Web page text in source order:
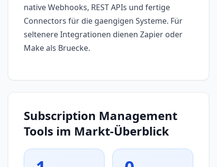
native Webhooks, REST APIs und fertige
Connectors für die gaengigen Systeme. Für
seltenere Integrationen dienen Zapier oder
Make als Bruecke.
Subscription Management
Tools im Markt-Überblick